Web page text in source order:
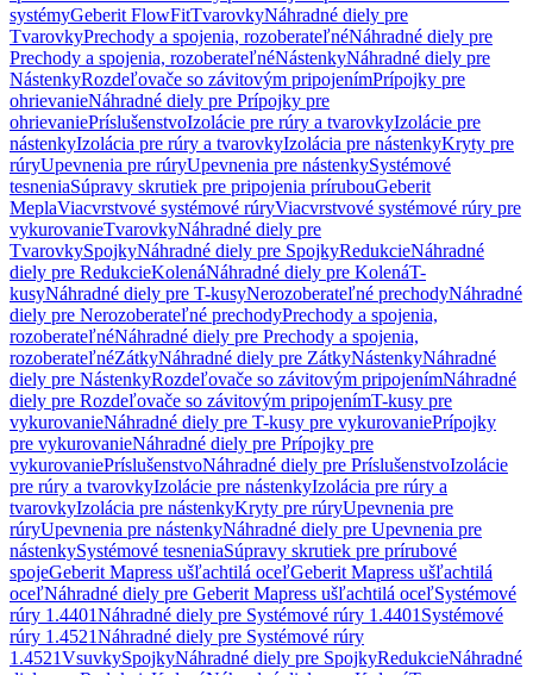
systémyGeberit FlowFitTvarovkyNáhradné diely pre
TvarovkyPrechody a spojenia, rozoberateľnéNáhradné diely pre
Prechody a spojenia, rozoberateľnéNástenkyNáhradné diely pre
NástenkyRozdeľovače so závitovým pripojenímPrípojky pre
ohrievanieNáhradné diely pre Prípojky pre
ohrievaniePríslušenstvoIzolácie pre rúry a tvarovkyIzolácie pre
nástenkyIzolácia pre rúry a tvarovkyIzolácia pre nástenkyKryty pre
rúryUpevnenia pre rúryUpevnenia pre nástenkySystémové
tesneniaSúpravy skrutiek pre pripojenia prírubouGeberit
MeplaViacvrstvové systémové rúryViacvrstvové systémové rúry pre
vykurovanieTvarovkyNáhradné diely pre
TvarovkySpojkyNáhradné diely pre SpojkyRedukcieNáhradné
diely pre RedukcieKolenáNáhradné diely pre KolenáT-
kusyNáhradné diely pre T-kusyNerozoberateľné prechodyNáhradné
diely pre Nerozoberateľné prechodyPrechody a spojenia,
rozoberateľnéNáhradné diely pre Prechody a spojenia,
rozoberateľnéZátkyNáhradné diely pre ZátkyNástenkyNáhradné
diely pre NástenkyRozdeľovače so závitovým pripojenímNáhradné
diely pre Rozdeľovače so závitovým pripojenímT-kusy pre
vykurovanieNáhradné diely pre T-kusy pre vykurovaniePrípojky
pre vykurovanieNáhradné diely pre Prípojky pre
vykurovaniePríslušenstvoNáhradné diely pre PríslušenstvoIzolácie
pre rúry a tvarovkyIzolácie pre nástenkyIzolácia pre rúry a
tvarovkyIzolácia pre nástenkyKryty pre rúryUpevnenia pre
rúryUpevnenia pre nástenkyNáhradné diely pre Upevnenia pre
nástenkySystémové tesneniaSúpravy skrutiek pre prírubové
spojeGeberit Mapress ušľachtilá oceľGeberit Mapress ušľachtilá
oceľNáhradné diely pre Geberit Mapress ušľachtilá oceľSystémové
rúry 1.4401Náhradné diely pre Systémové rúry 1.4401 Systémové
rúry 1.4521Náhradné diely pre Systémové rúry
1.4521VsuvkySpojkyNáhradné diely pre SpojkyRedukcieNáhradné